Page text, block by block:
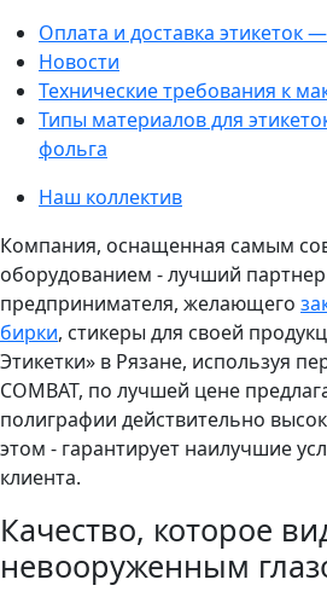
Оплата и доставка этикеток
Новости
Технические требования к
Типы материалов для
фольга
Наш коллектив
Компания, оснащенная самым
оборудованием - лучший
предпринимателя, желающего
бирки, стикеры для своей
Этикетки» в Рязане, используя
COMBAT, по лучшей цене
полиграфии действительно
этом - гарантирует наилучшие
клиента.
Качество, которое
невооруженным